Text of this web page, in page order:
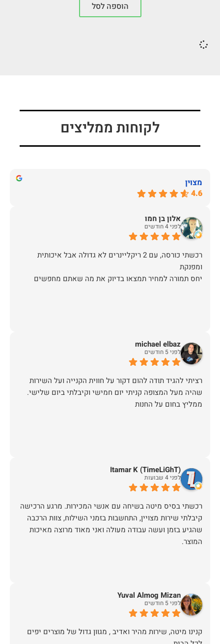
הוספה לסל
לקוחות ממליצים
מצוין
4.6
אלון בן חמו
לפני 4 חודשים
רכשתי כורסה, עם 2 ריקליינרים לא גדולה אבל איכותית
יחס תמורה למחיר תמצאו בדיוק את מה שאתם מחפשים
michael elbaz
לפני 5 חודשים
רציתי להגיד תודה להום דקור על חווית הקנייה ועל השירות
שהיה מעל המצופה קניתי יום חמישי וקיבלתי ביום שלישי.
ממליץ בחום על החנות
Itamar K (TimeLiGhT)
לפני 4 שבועות
רכשתי בסיס מיטה בשיחה עם אנשי המכירות. מרגע הרכישה
קיבלתי שירות מצויין, התחשבות בזמני השילוח, צוות הרכבה
שהגיע בזמן ועשה עבודה מעולה ואני מאוד מרוצה מאיכות
המוצר.
Yuval Almog Mizan
לפני 5 חודשים
קנינו מיטה, שירות מהיר ואדיב , מגוון גדול של מוצרים יפים